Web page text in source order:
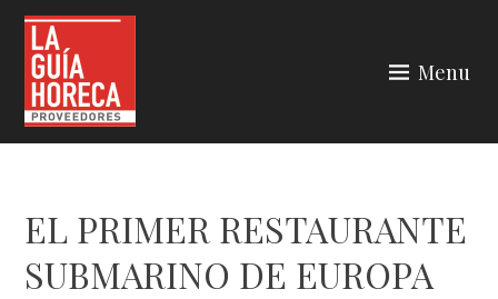
Skip
content
Menu
EL PRIMER RESTAURANTE
SUBMARINO DE EUROPA